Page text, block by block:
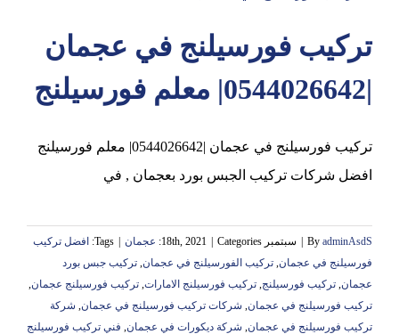
عجمانتركيب فورسيلنج في عجمان
|0544026642| معلم فورسيلنج
تركيب فورسيلنج في عجمان |0544026642| معلم فورسيلنج
افضل شركات تركيب الجبس بورد بعجمان , في
By adminAsdS سبتمبر 18th, 2021 Categories: عجمان Tags:
افضل تركيب
فورسيلنج في عجمان, تركيب الفورسيلنج في عجمان, تركيب جبس بورد
عجمان, تركيب فورسيلنج, تركيب فورسيلنج الامارات, تركيب فورسيلنج عجمان,
تركيب فورسيلنج في عجمان, شركات تركيب فورسيلنج في عجمان, شركة
تركيب فورسيلنج في عجمان, شركة ديكورات في عجمان, فني تركيب فورسيلنج